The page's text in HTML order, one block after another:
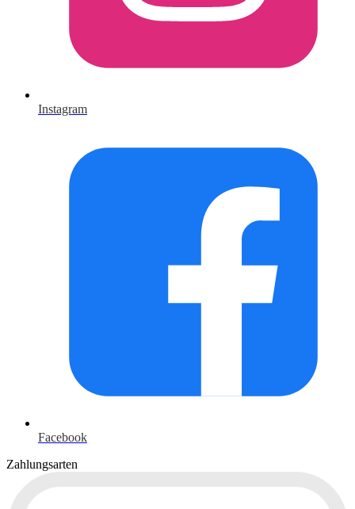
Facebook
Instagram
Zahlungsarten